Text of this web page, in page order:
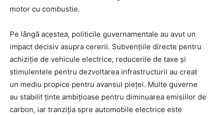
motor cu combustie.
Pe lângă acestea, politicile guvernamentale au avut un
impact decisiv asupra cererii. Subvențiile directe pentru
achiziție de vehicule electrice, reducerile de taxe și
stimulentele pentru dezvoltarea infrastructurii au creat
un mediu propice pentru avansul pieței. Multe guverne
au stabilit ținte ambițioase pentru diminuarea emisiilor de
carbon, iar tranziția spre automobile electrice este